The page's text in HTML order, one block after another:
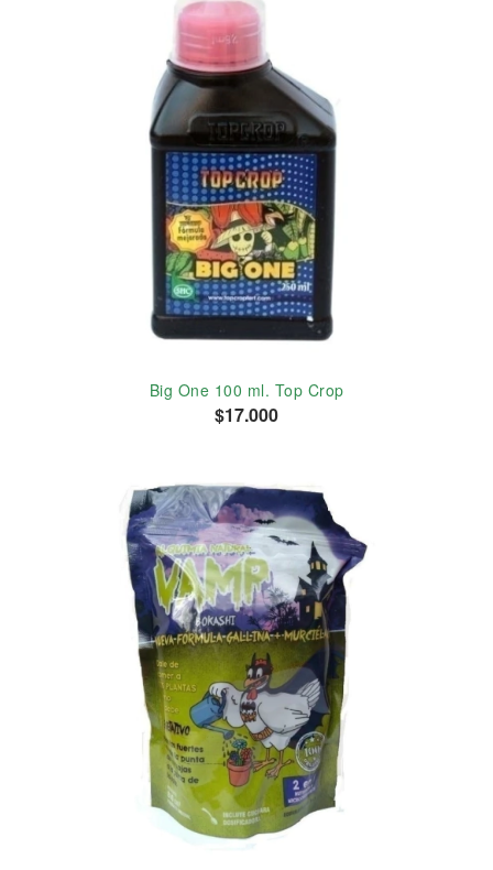
Big One 100 ml. Top Crop
$17.000